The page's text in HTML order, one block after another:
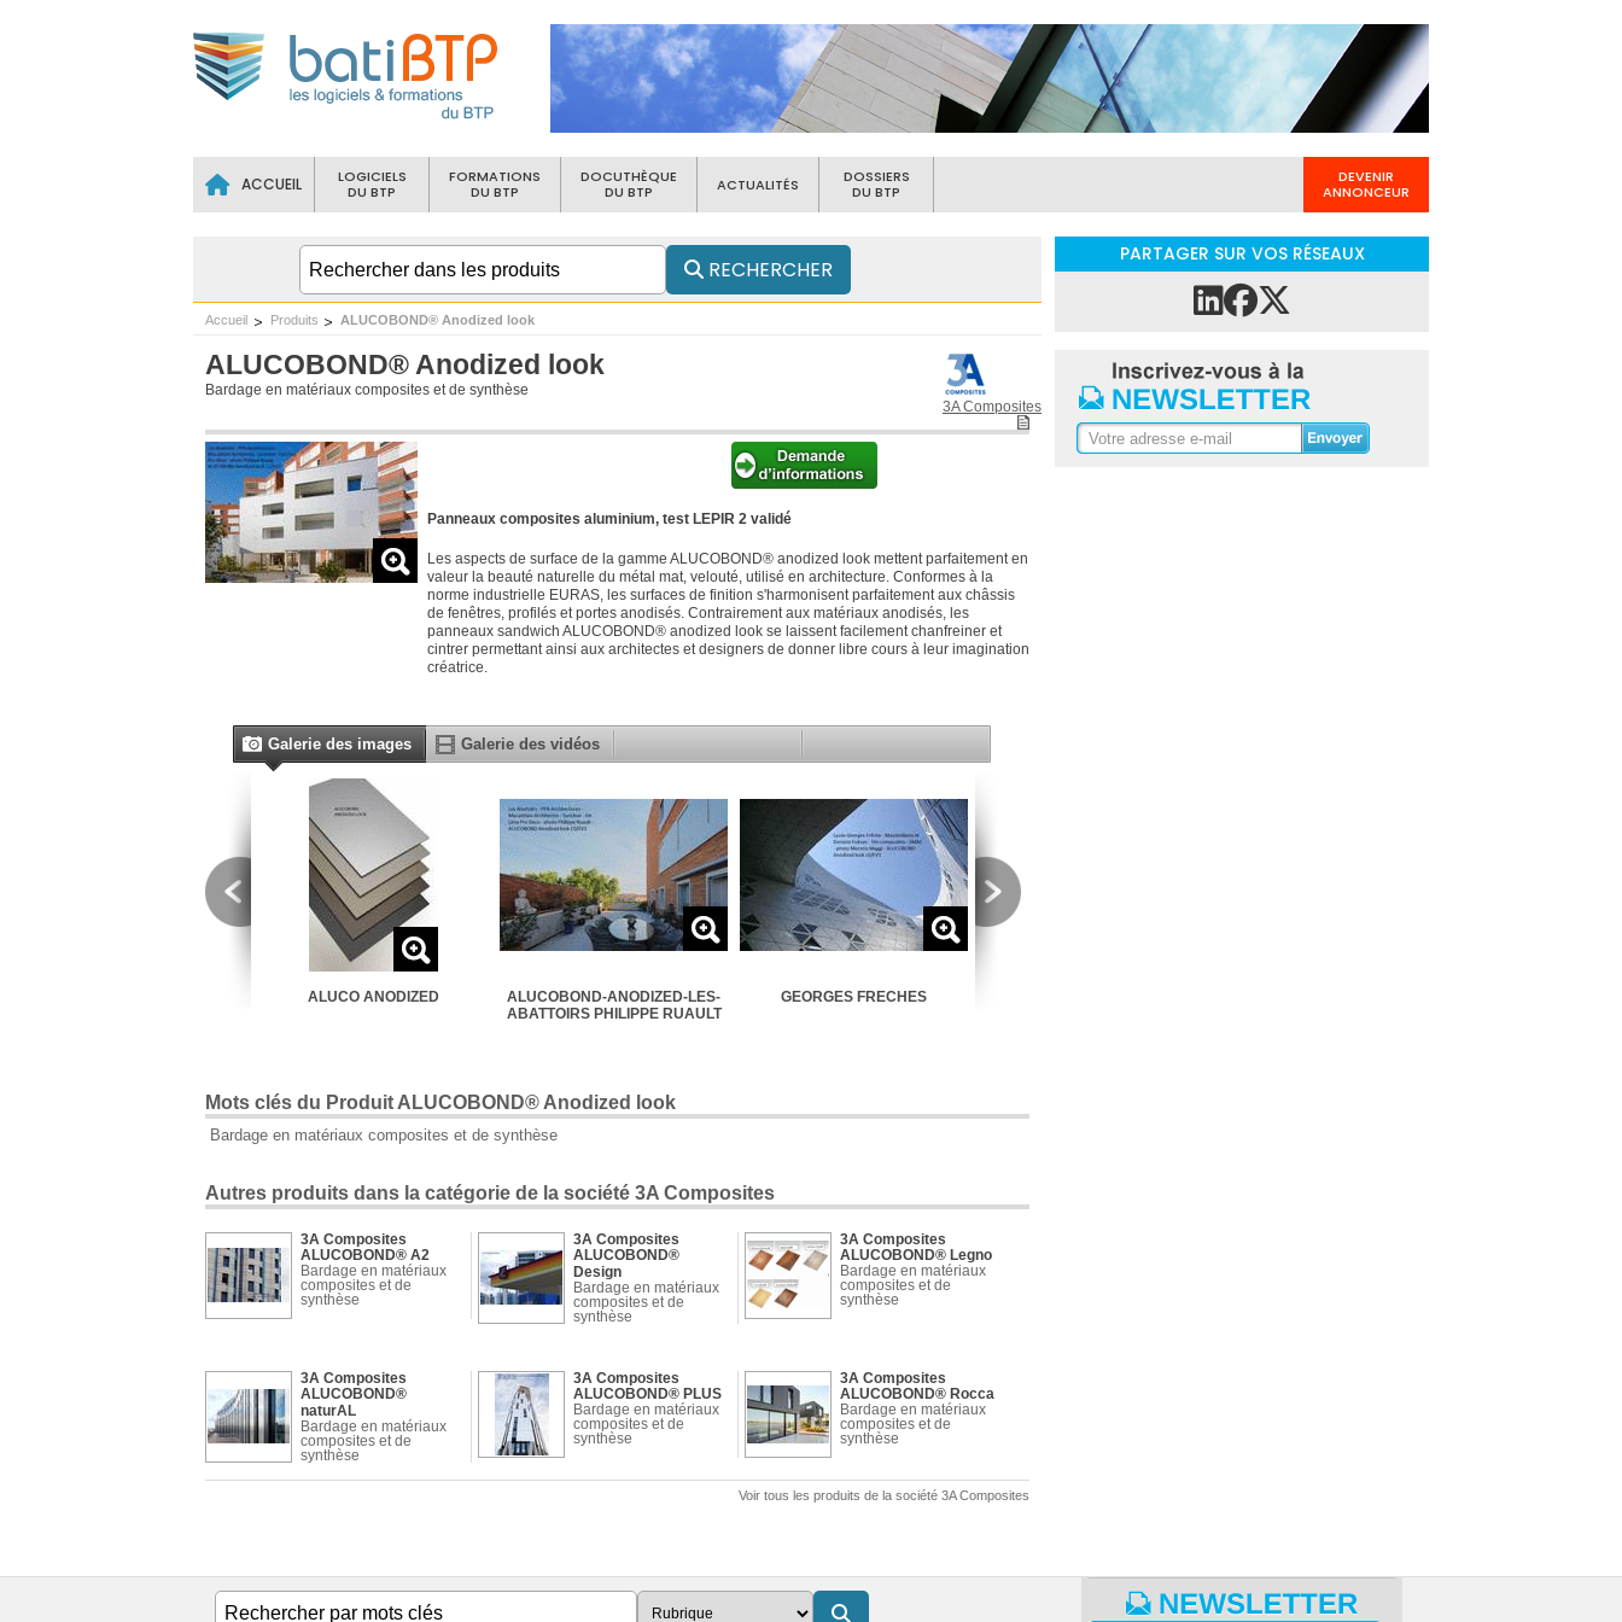
ACCUEIL
LOGICIELS
DU BTP
FORMATIONS
DU BTP
DOCUTHÈQUE
DU BTP
ACTUALITÉS
DOSSIERS
DU BTP
DEVENIR
ANNONCEUR
RECHERCHER
Accueil Produits ALUCOBOND® Anodized look
ALUCOBOND® Anodized look
Bardage en matériaux composites et de synthèse
3A Composites
Panneaux composites aluminium, test LEPIR 2 validé
Les aspects de surface de la gamme ALUCOBOND® anodized look mettent parfaitement en
valeur la beauté naturelle du métal mat, velouté, utilisé en architecture. Conformes à la
norme industrielle EURAS, les surfaces de finition s'harmonisent parfaitement aux châssis
de fenêtres, profilés et portes anodisés. Contrairement aux matériaux anodisés, les
panneaux sandwich ALUCOBOND® anodized look se laissent facilement chanfreiner et
cintrer permettant ainsi aux architectes et designers de donner libre cours à leur imagination
créatrice.
Galerie des images Galerie des vidéos
ALUCO ANODIZED
ALUCOBOND-ANODIZED-LES-
ABATTOIRS PHILIPPE RUAULT
GEORGES FRECHES
Mots clés du Produit ALUCOBOND® Anodized look
Bardage en matériaux composites et de synthèse
Autres produits dans la catégorie de la société 3A Composites
3A Composites
ALUCOBOND® A2
Bardage en matériaux
composites et de
synthèse
3A Composites
ALUCOBOND®
Design
Bardage en matériaux
composites et de
synthèse
3A Composites
ALUCOBOND® Legno
Bardage en matériaux
composites et de
synthèse
3A Composites
ALUCOBOND®
naturAL
Bardage en matériaux
composites et de
synthèse
3A Composites
ALUCOBOND® PLUS
Bardage en matériaux
composites et de
synthèse
3A Composites
ALUCOBOND® Rocca
Bardage en matériaux
composites et de
synthèse
composites et de
synthèse
synthèse
composites et de
synthèse
Voir tous les produits de la société 3A Composites
PARTAGER SUR VOS RÉSEAUX